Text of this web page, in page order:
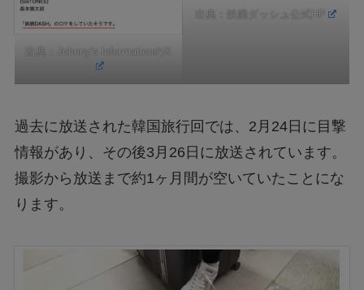
出典： Johnny's informationのX
出典： 鉄腕ダッシュ公式HP
過去に放送された韓国旅行回では、2月24日に目撃
情報があり、その後3月26日に放送されています。
撮影から放送まで約1ヶ月間が空いていたことにな
ります。